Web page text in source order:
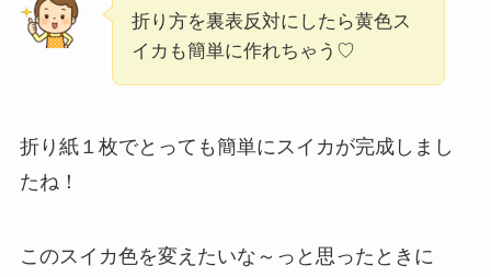
折り方を裏表反対にしたら黄色ス
イカも簡単に作れちゃう♡
折り紙１枚でとっても簡単にスイカが完成しまし
たね！
このスイカ色を変えたいな～っと思ったときに